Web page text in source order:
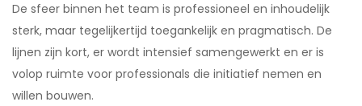
De sfeer binnen het team is professioneel en inhoudelijk
sterk, maar tegelijkertijd toegankelijk en pragmatisch. De
lijnen zijn kort, er wordt intensief samengewerkt en er is
volop ruimte voor professionals die initiatief nemen en
willen bouwen.